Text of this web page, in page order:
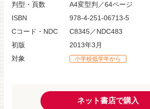
判型・頁数
A4変型判／64ページ
ISBN
978-4-251-06713-5
Cコード・NDC
C8345／NDC483
初版
2013年3月
対象
小学校低学年から
ネット書店で購入